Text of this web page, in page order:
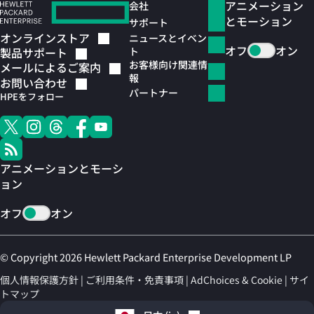
オンラインストア
製品サポート
メールによるご案内
お問い合わせ
HPEをフォロー
アニメーションとモーシ
ョン
オフ
オン
会社
サポート
ニュースとイベン
ト
お客様向け関連情
報
パートナー
アニメーション
とモーション
オフ
オン
© Copyright 2026 Hewlett Packard Enterprise Development LP
個人情報保護方針 ご利用条件・免責事項 AdChoices & Cookie サイ
トマップ